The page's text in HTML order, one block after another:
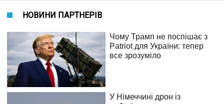
НОВИНИ ПАРТНЕРІВ